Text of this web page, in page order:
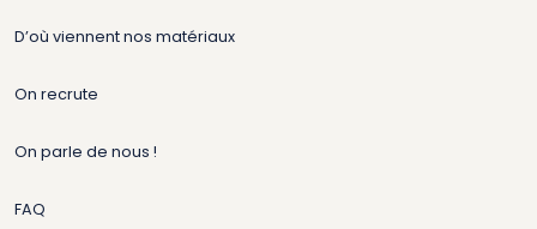
D’où viennent nos matériaux
On recrute
On parle de nous !
FAQ